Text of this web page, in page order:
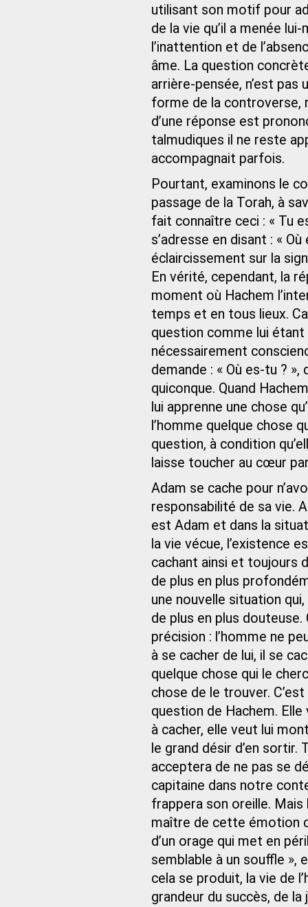
utilisant son motif pour
de la vie qu’il a menée
l’inattention et de
âme. La question
arrière-pensée, n’est
forme de la controverse,
d’une réponse est
talmudiques il ne reste
accompagnait parfois.
Pourtant, examinons le
passage de la Torah, à
fait connaître ceci : « Tu
s’adresse en disant : «
éclaircissement sur la
En vérité, cependant, la
moment où Hachem
temps et en tous lieux.
question comme lui
nécessairement
demande : « Où es-tu ?
quiconque. Quand
lui apprenne une chose
l’homme quelque chose
question, à condition
laisse toucher au cœur
Adam se cache pour
responsabilité de sa vie.
est Adam et dans la
la vie vécue, l’existence
cachant ainsi et toujours
de plus en plus
une nouvelle situation
de plus en plus
précision : l’homme ne
à se cacher de lui, il se
quelque chose qui le
chose de le trouver.
question de Hachem.
à cacher, elle veut lui
le grand désir d’en
acceptera de ne pas se
capitaine dans notre
frappera son oreille.
maître de cette émotion
d’un orage qui met en
semblable à un souffle »,
cela se produit, la vie de
grandeur du succès, de